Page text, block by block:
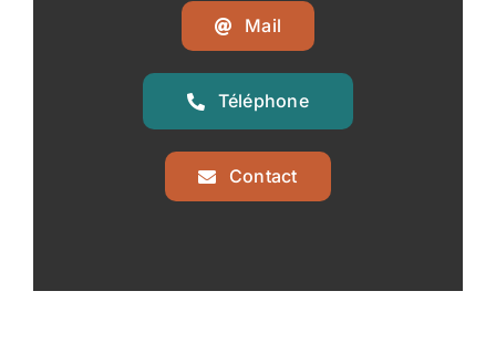
Mail
Téléphone
Contact